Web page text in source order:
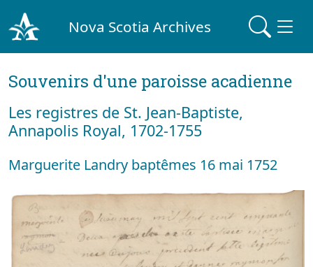
Nova Scotia Archives
Souvenirs d'une paroisse acadienne
Les registres de St. Jean-Baptiste,
Annapolis Royal, 1702-1755
Marguerite Landry baptêmes 16 mai 1752